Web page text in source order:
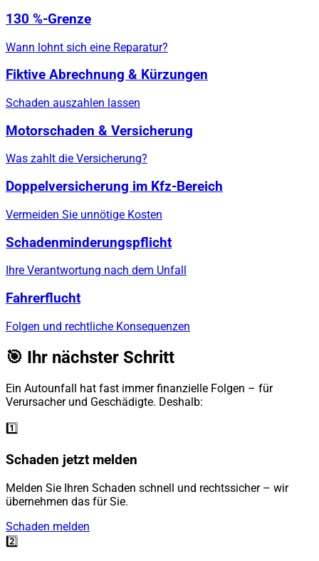
130 %-Grenze
Wann lohnt sich eine Reparatur?
Fiktive Abrechnung & Kürzungen
Schaden auszahlen lassen
Motorschaden & Versicherung
Was zahlt die Versicherung?
Doppelversicherung im Kfz-Bereich
Vermeiden Sie unnötige Kosten
Schadenminderungspflicht
Ihre Verantwortung nach dem Unfall
Fahrerflucht
Folgen und rechtliche Konsequenzen
🎯 Ihr nächster Schritt
Ein Autounfall hat fast immer finanzielle Folgen – für
Verursacher und Geschädigte. Deshalb:
1️⃣
Schaden jetzt melden
Melden Sie Ihren Schaden schnell und rechtssicher – wir
übernehmen das für Sie.
Schaden melden
2️⃣